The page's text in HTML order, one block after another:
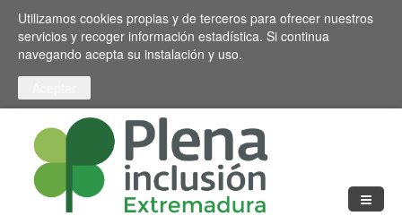
Pasar al contenido principal
Toggle high contrast
Utilizamos cookies propias y de terceros para ofrecer nuestros
servicios y recoger información estadística. Si continua
navegando acepta su instalación y uso.